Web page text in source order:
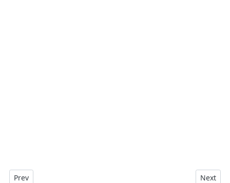
Previous article: Menonaktifkan Fitur Komentar Dan
Prev Next
Next